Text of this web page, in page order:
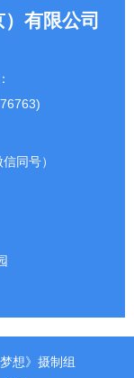
有限公司
信同号）
想》摄制组